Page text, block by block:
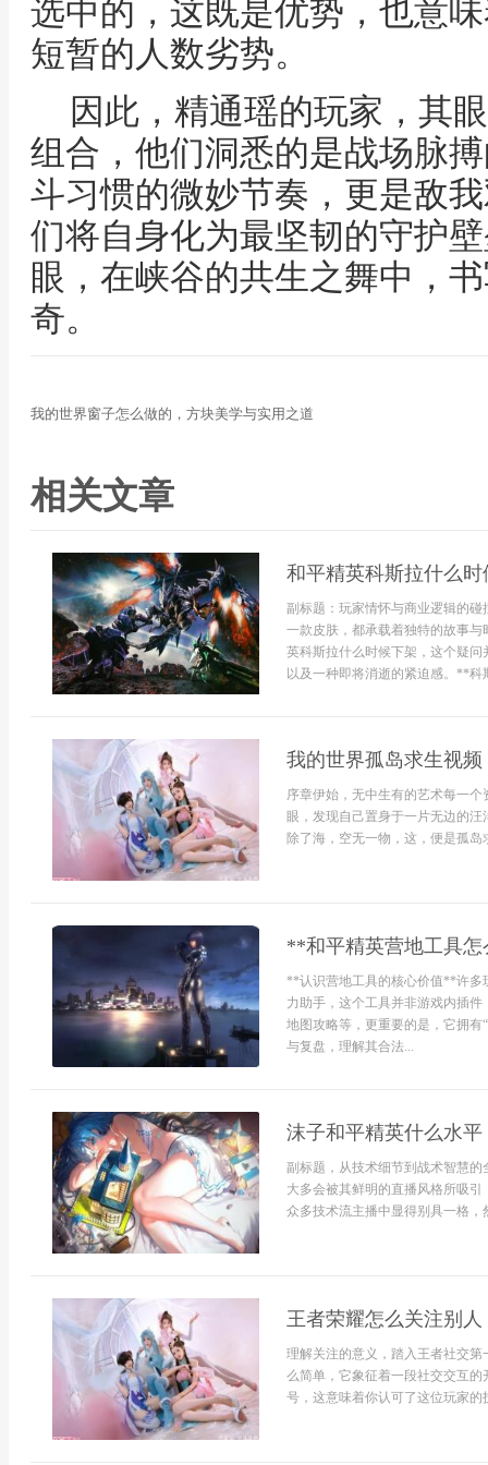
选中的，这既是优势，也意
短暂的人数劣势。
因此，精通瑶的玩家，其
组合，他们洞悉的是战场脉
斗习惯的微妙节奏，更是敌
们将自身化为最坚韧的守护
眼，在峡谷的共生之舞中，
奇。
我的世界窗子怎么做的，方块美学与实用之道
相关文章
和平精英科斯拉什么
副标题：玩家情怀与商业逻辑的
一款皮肤，都承载着独特的故事
英科斯拉什么时候下架，这个疑
以及一种即将消逝的紧迫感。**科
我的世界孤岛求生视
序章伊始，无中生有的艺术每一
眼，发现自己置身于一片无边的
除了海，空无一物，这，便是孤岛
**和平精英营地工具
**认识营地工具的核心价值**许多
力助手，这个工具并非游戏内插
地图攻略等，更重要的是，它拥
与复盘，理解其合法...
沫子和平精英什么水
副标题，从技术细节到战术智慧
大多会被其鲜明的直播风格所吸
众多技术流主播中显得别具一格，
王者荣耀怎么关注别
理解关注的意义，踏入王者社交
么简单，它象征着一段社交交互
号，这意味着你认可了这位玩家